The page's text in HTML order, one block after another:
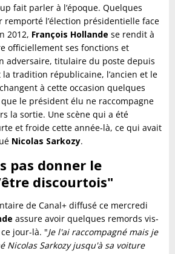
fait parler à l’époque. Quelques
remporté l’élection présidentielle face
2012, François Hollande se rendit à
officiellement ses fonctions et
adversaire, titulaire du poste depuis
la tradition républicaine, l’ancien et le
à cette occasion quelques
le président élu ne raccompagne
la sortie. Une scène qui a été
et froide cette année-là, ce qui avait
Nicolas Sarkozy.
pas donner le
discourtois"
de Canal+ diffusé ce mercredi
assure avoir quelques remords vis-
jour-là. "Je l'ai raccompagné mais je
Nicolas Sarkozy jusqu'à sa voiture